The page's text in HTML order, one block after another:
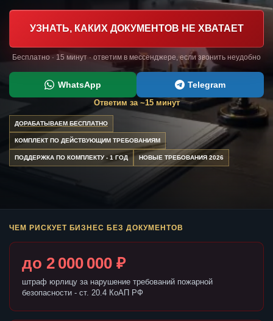
УЗНАТЬ, КАКИХ ДОКУМЕНТОВ НЕ ХВАТАЕТ
Бесплатно · 15 минут · ответим в мессенджере, если звонить неудобно
WhatsApp Telegram
Ответим за ~15 минут
ДОРАБАТЫВАЕМ БЕСПЛАТНО
КОМПЛЕКТ ПО ДЕЙСТВУЮЩИМ ТРЕБОВАНИЯМ
ПОДДЕРЖКА ПО КОМПЛЕКТУ - 1 ГОД НОВЫЕ ТРЕБОВАНИЯ 2026
ЧЕМ РИСКУЕТ БИЗНЕС БЕЗ ДОКУМЕНТОВ
до 2 000 000 ₽
штраф юрлицу за нарушение требований пожарной
безопасности - ст. 20.4 КоАП РФ